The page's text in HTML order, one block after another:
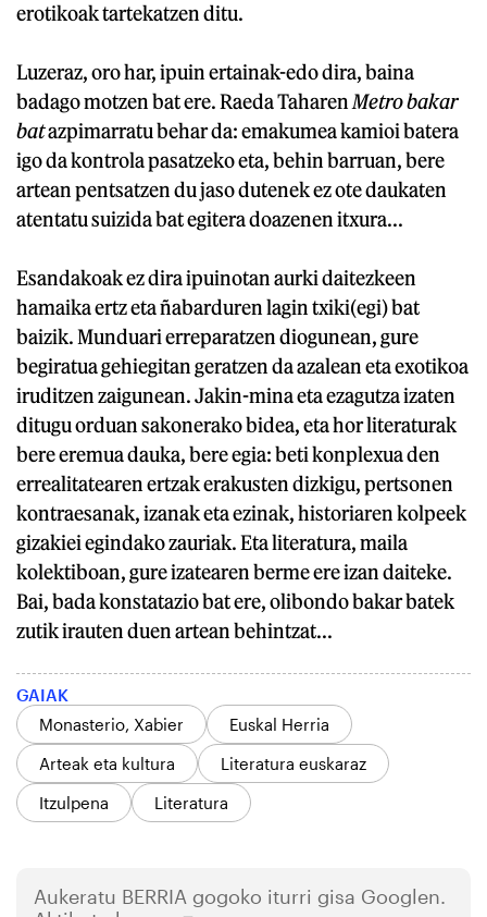
erotikoak tartekatzen ditu.
Luzeraz, oro har, ipuin ertainak-edo dira, baina
badago motzen bat ere. Raeda Taharen Metro bakar
batazpimarratu behar da: emakumea kamioi batera
igo da kontrola pasatzeko eta, behin barruan, bere
artean pentsatzen du jaso dutenek ez ote daukaten
atentatu suizida bat egitera doazenen itxura...
Esandakoak ez dira ipuinotan aurki daitezkeen
hamaika ertz eta ñabarduren lagin txiki(egi) bat
baizik. Munduari erreparatzen diogunean, gure
begiratua gehiegitan geratzen da azalean eta exotikoa
iruditzen zaigunean. Jakin-mina eta ezagutza izaten
ditugu orduan sakonerako bidea, eta hor literaturak
bere eremua dauka, bere egia: beti konplexua den
errealitatearen ertzak erakusten dizkigu, pertsonen
kontraesanak, izanak eta ezinak, historiaren kolpeek
gizakiei egindako zauriak. Eta literatura, maila
kolektiboan, gure izatearen berme ere izan daiteke.
Bai, bada konstatazio bat ere, olibondo bakar batek
zutik irauten duen artean behintzat...
GAIAK
Monasterio, Xabier
Euskal Herria
Arteak eta kultura
Literatura euskaraz
Itzulpena
Literatura
Aukeratu BERRIA gogoko iturri gisa Googlen.